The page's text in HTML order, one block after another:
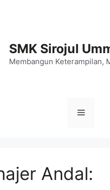
SMK Sirojul
Membangun Keterampilan,
Menu
Andal: